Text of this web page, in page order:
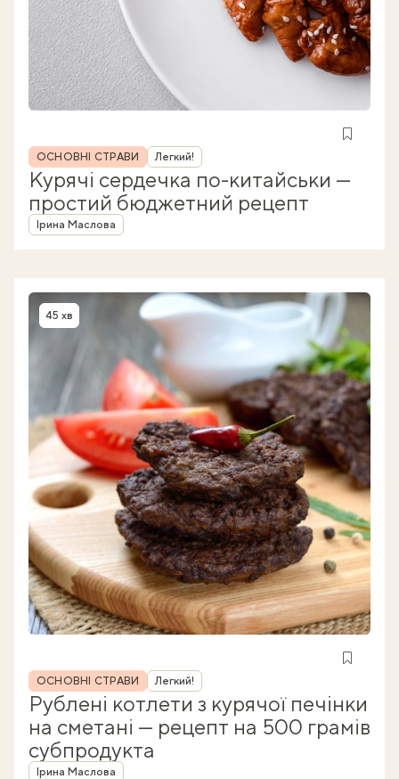
Рубрика
ОСНОВНІ СТРАВИ Легкий!
Курячі сердечка по-китайськи —
простий бюджетний рецепт
Автор
Ірина Маслова
Час приготування
45 хв
Рубрика
ОСНОВНІ СТРАВИ Легкий!
Рублені котлети з курячої печінки
на сметані — рецепт на 500 грамів
субпродукта
Автор
Ірина Маслова